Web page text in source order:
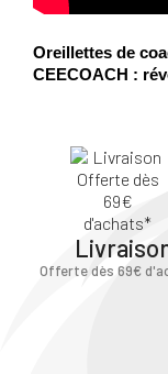
Oreillettes de
CEECOACH :
Offerte dès 69€